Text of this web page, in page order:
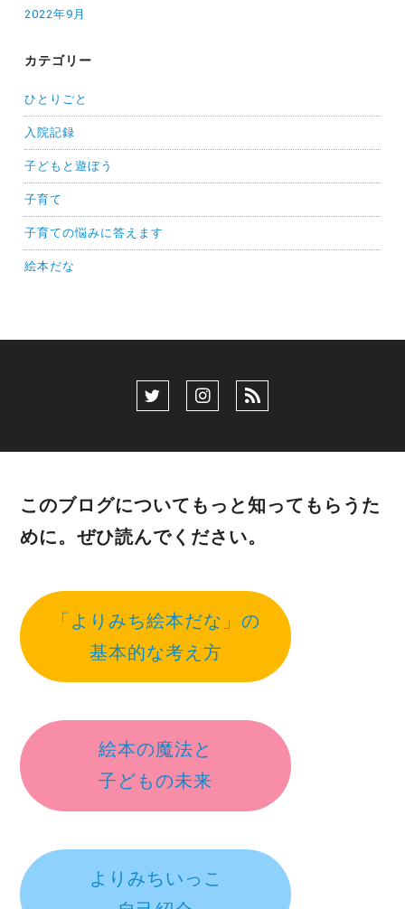
2022年9月
カテゴリー
ひとりごと
入院記録
子どもと遊ぼう
子育て
子育ての悩みに答えます
絵本だな
このブログについてもっと知ってもらうた
めに。ぜひ読んでください。
「よりみち絵本だな」の
基本的な考え方
絵本の魔法と
子どもの未来
よりみちいっこ